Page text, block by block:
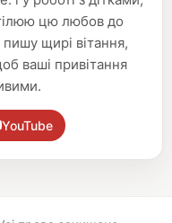
цю любов до
щирі вітання,
ваші привітання
YouTube